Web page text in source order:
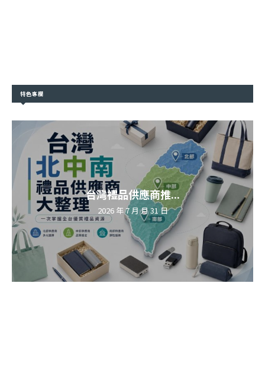
特色專欄
台灣禮品供應商推...
2026 年 7 月 月 31 日